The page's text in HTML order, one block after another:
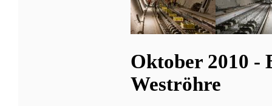
Oktober 2010 -
Weströhre